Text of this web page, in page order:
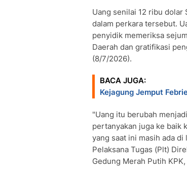
Uang senilai 12 ribu dolar
dalam perkara tersebut.
penyidik memeriksa
Daerah dan gratifikasi
(8/7/2026).
BACA JUGA:
Kejagung Jemput
"Uang itu berubah
pertanyakan juga ke baik
yang saat ini masih ada
Pelaksana Tugas (Plt)
Gedung Merah Putih